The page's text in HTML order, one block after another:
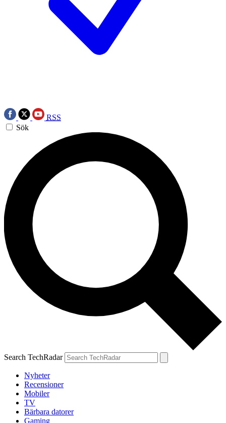
RSS
Sök
Search TechRadar
Nyheter
Recensioner
Mobiler
TV
Bärbara datorer
Gaming